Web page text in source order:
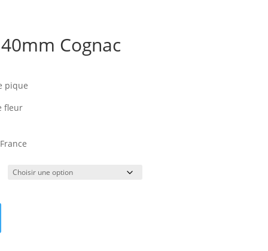
Cognac
:
pique
fleur